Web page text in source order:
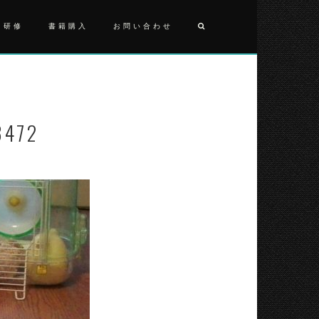
修 書籍購入 お問い合わせ
投
稿
ナ
ビ
ゲ
ー
シ
ョ
ン